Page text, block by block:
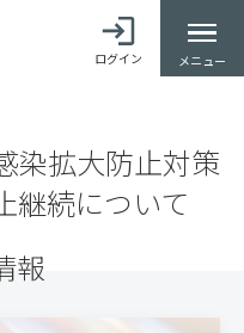
ログイン メニュー
染拡大防止対策
継続について
報